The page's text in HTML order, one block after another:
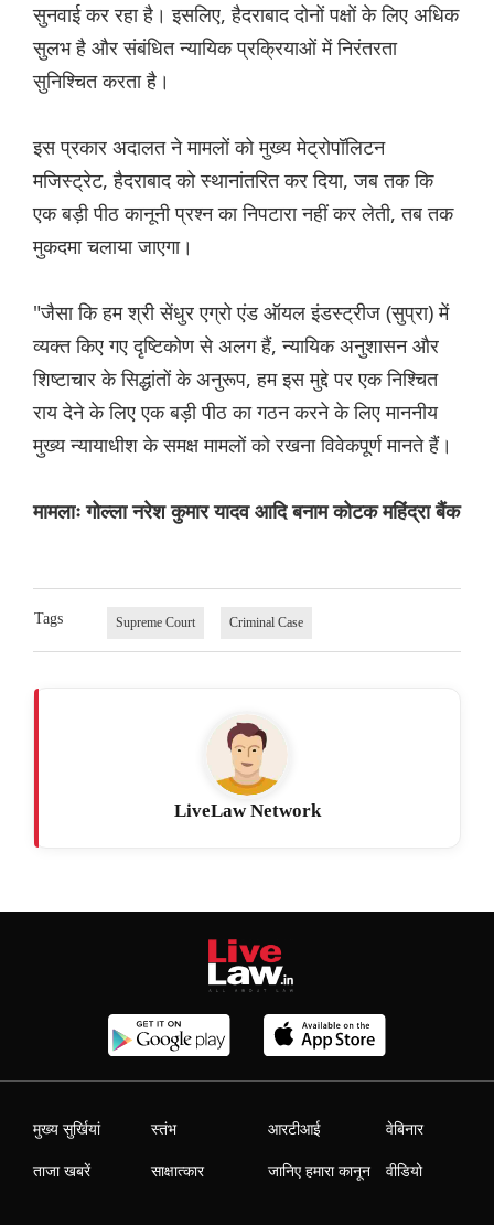
सुनवाई कर रहा है। इसलिए, हैदराबाद दोनों पक्षों के लिए अधिक
सुलभ है और संबंधित न्यायिक प्रक्रियाओं में निरंतरता
सुनिश्चित करता है।
इस प्रकार अदालत ने मामलों को मुख्य मेट्रोपॉलिटन
मजिस्ट्रेट, हैदराबाद को स्थानांतरित कर दिया, जब तक कि
एक बड़ी पीठ कानूनी प्रश्न का निपटारा नहीं कर लेती, तब तक
मुकदमा चलाया जाएगा।
"जैसा कि हम श्री सेंधुर एग्रो एंड ऑयल इंडस्ट्रीज (सुप्रा) में
व्यक्त किए गए दृष्टिकोण से अलग हैं, न्यायिक अनुशासन और
शिष्टाचार के सिद्धांतों के अनुरूप, हम इस मुद्दे पर एक निश्चित
राय देने के लिए एक बड़ी पीठ का गठन करने के लिए माननीय
मुख्य न्यायाधीश के समक्ष मामलों को रखना विवेकपूर्ण मानते हैं।
मामलाः गोल्ला नरेश कुमार यादव आदि बनाम कोटक महिंद्रा बैंक
Tags Supreme Court Criminal Case
LiveLaw Network
मुख्य सुर्खियां
ताजा खबरें
स्तंभ
साक्षात्कार
आरटीआई
जानिए हमारा कानून
वेबिनार
वीडियो